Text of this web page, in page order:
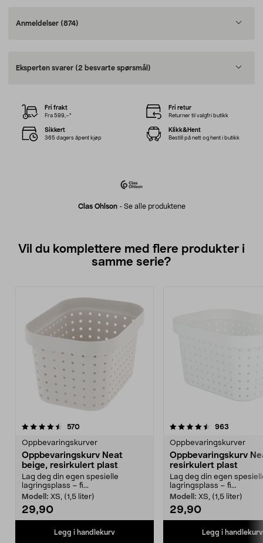
Anmeldelser (874)
Eksperten svarer (2 besvarte spørsmål)
Clas Ohlson- Se alle produktene
Fri frakt
Fra 599,–*
Fri retur
Returner til valgfri butikk
Sikkert
365 dagers åpent kjøp
Klikk&Hent
Bestill på nett og hent i butikk
Vil du komplettere med flere produkter i
samme serie?
570anmeldelser
Oppbevaringskurver
Oppbevaringskurv Neat
beige, resirkulert plast
Lag deg din egen spesielle
lagringsplass – fi...
Modell: XS, (1,5 liter)
29,90
Legg i handlekurv
4.5av 5 stjerner 963
Oppbevaringskurver
Oppbevaringskurv
resirkulert plast
Lag deg din egen
lagringsplass – fi...
Modell: XS, (1,5 liter)
29,90
Legg i handlekurv
4.5av 5 stjerner